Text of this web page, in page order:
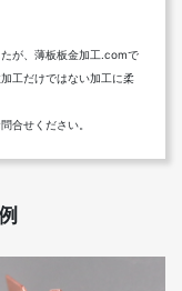
が、薄板板金加工.comで
工だけではない加工に柔
合せください。